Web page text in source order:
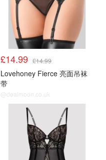
£14.99 £14.99
Lovehoney Fierce 亮面吊袜
带
@dealmoon.co.uk